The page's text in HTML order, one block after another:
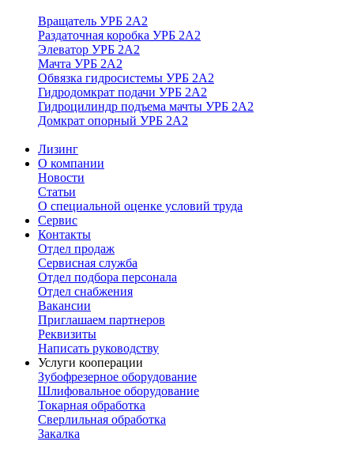
Вращатель УРБ 2А2
Раздаточная коробка УРБ 2А2
Элеватор УРБ 2А2
Мачта УРБ 2А2
Обвязка гидросистемы УРБ 2А2
Гидродомкрат подачи УРБ 2А2
Гидроцилиндр подъема мачты УРБ 2А2
Домкрат опорный УРБ 2А2
Лизинг
О компании
Новости
Статьи
О специальной оценке условий труда
Сервис
Контакты
Отдел продаж
Сервисная служба
Отдел подбора персонала
Отдел снабжения
Вакансии
Приглашаем партнеров
Реквизиты
Написать руководству
Услуги кооперации
Зубофрезерное оборудование
Шлифовальное оборудование
Токарная обработка
Cверлильная обработка
Закалка